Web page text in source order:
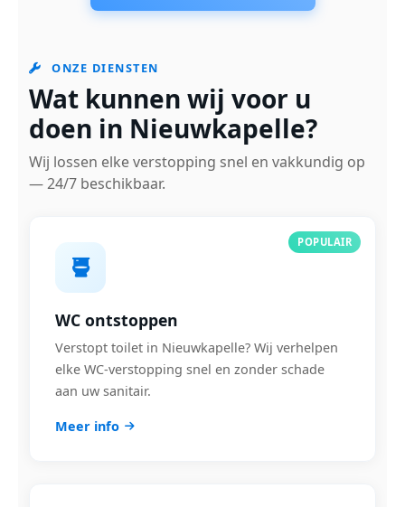
ONZE DIENSTEN
Wat kunnen wij voor u
doen in Nieuwkapelle?
Wij lossen elke verstopping snel en vakkundig op
— 24/7 beschikbaar.
POPULAIR
WC ontstoppen
Verstopt toilet in Nieuwkapelle? Wij verhelpen
elke WC-verstopping snel en zonder schade
aan uw sanitair.
Meer info